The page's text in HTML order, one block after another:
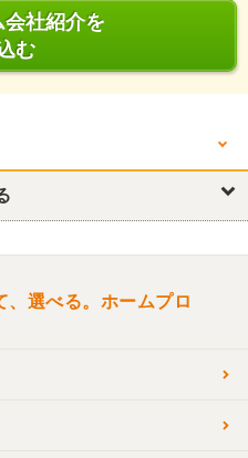
会社紹介を
む
ニットバス
、選べる。ホームプロ